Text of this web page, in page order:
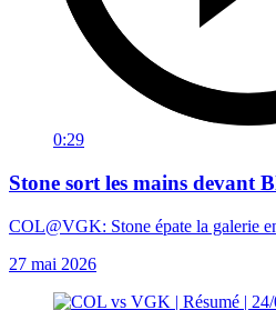
0:29
Stone sort les mains devant
COL@VGK: Stone épate la galerie
27 mai 2026